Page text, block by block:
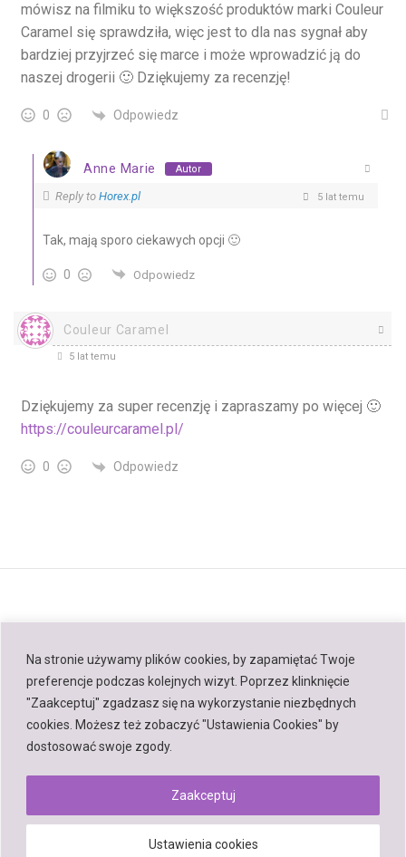
Na stronie używamy plików cookies, by zapamiętać Twoje
preferencje podczas kolejnych wizyt. Poprzez klinknięcie
"Zaakceptuj" zgadzasz się na wykorzystanie niezbędnych
cookies. Możesz też zobaczyć "Ustawienia Cookies" by
dostosować swoje zgody.
Ustawienia cookies
Zaakceptuj
mówisz na filmiku to większość produktów marki Couleur
Caramel się sprawdziła, więc jest to dla nas sygnał aby
bardziej przyjrzeć się marce i może wprowadzić ją do
naszej drogerii 🙂 Dziękujemy za recenzję!
0 Odpowiedz
Anne Marie Autor
Reply to Horex.pl 5 lat temu
Tak, mają sporo ciekawych opcji 🙂
0 Odpowiedz
Couleur Caramel
5 lat temu
Dziękujemy za super recenzję i zapraszamy po więcej 🙂
https://couleurcaramel.pl/
0 Odpowiedz
Back to top
Mobile Desktop
WPtouch Mobile Suite for WordPress